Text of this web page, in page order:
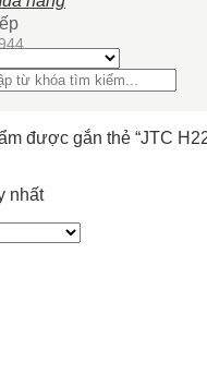
được gắn thẻ “JTC
nhất